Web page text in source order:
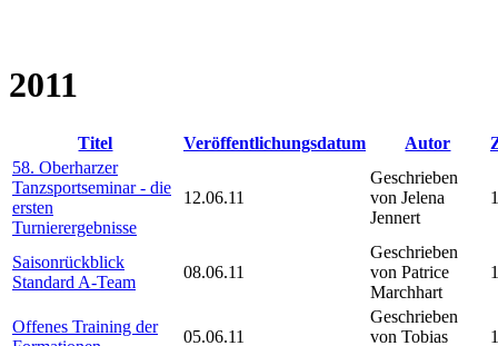
2011
Titel Veröffentlichungsdatum Autor
58. Oberharzer
Tanzsportseminar - die
ersten
Turnierergebnisse
12.06.11
Geschrieben
von Jelena
Jennert
Saisonrückblick
Standard A-Team
08.06.11
Geschrieben
von Patrice
Marchhart
Offenes Training der
05.06.11
Geschrieben
von Tobias